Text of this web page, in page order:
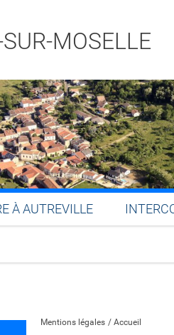
MOSELLE
À AUTREVILLE
Mentions légales Accueil